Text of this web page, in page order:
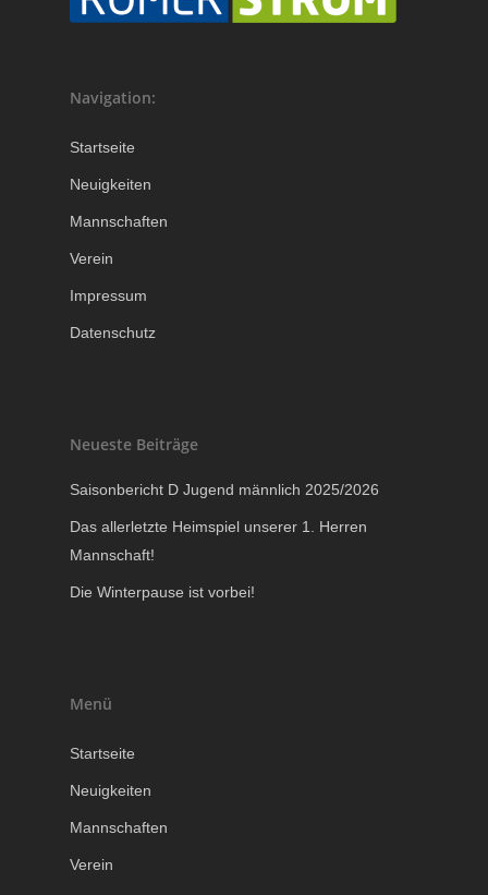
Navigation:
Startseite
Neuigkeiten
Mannschaften
Verein
Impressum
Datenschutz
Neueste Beiträge
Saisonbericht D Jugend männlich 2025/2026
Das allerletzte Heimspiel unserer 1. Herren
Mannschaft!
Die Winterpause ist vorbei!
Menü
Startseite
Neuigkeiten
Mannschaften
Verein